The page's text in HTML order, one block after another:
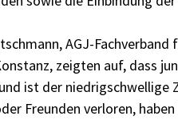
AGJ-
zeigten auf, dass
ist der niedrigschwellige
Freunden verloren,